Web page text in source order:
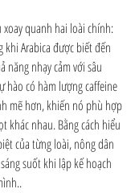
xoay quanh hai loài chính:
khi Arabica được biết đến
năng nhạy cảm với sâu
hào có hàm lượng caffeine
mẽ hơn, khiến nó phù hợp
khác nhau. Bằng cách hiểu
của từng loài, nông dân
suốt khi lập kế hoạch